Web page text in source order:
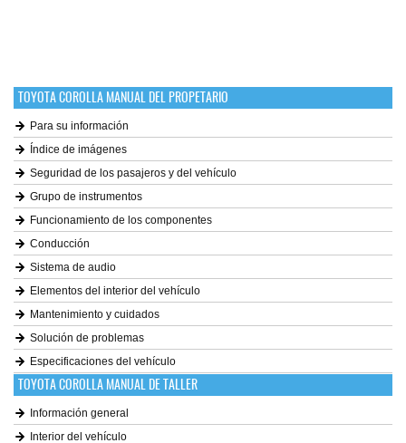
TOYOTA COROLLA MANUAL DEL PROPETARIO
Para su información
Índice de imágenes
Seguridad de los pasajeros y del vehículo
Grupo de instrumentos
Funcionamiento de los componentes
Conducción
Sistema de audio
Elementos del interior del vehículo
Mantenimiento y cuidados
Solución de problemas
Especificaciones del vehículo
TOYOTA COROLLA MANUAL DE TALLER
Información general
Interior del vehículo